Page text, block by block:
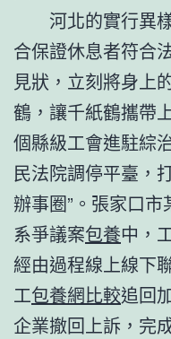
河北的實行異
合保證休息者符合
見狀，立刻將身上
鶴，讓千紙鶴攜帶
個縣級工會進駐綜
民法院調停平臺，
辦事圈”。張家口
系爭議案包養中，
經由過程線上線下
工包養網比較追回
企業撤回上訴，完